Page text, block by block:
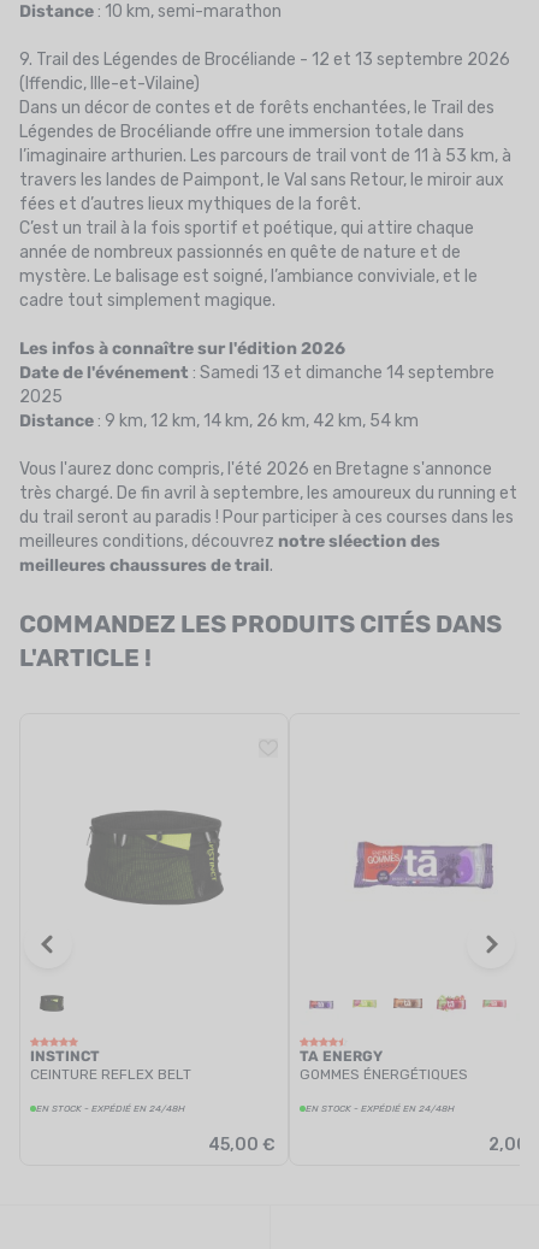
Distance : 10 km, semi-marathon
9. Trail des Légendes de Brocéliande - 12 et 13 septembre 2026
(Iffendic, Ille-et-Vilaine)
Dans un décor de contes et de forêts enchantées, le Trail des
Légendes de Brocéliande offre une immersion totale dans
l’imaginaire arthurien. Les parcours de trail vont de 11 à 53 km, à
travers les landes de Paimpont, le Val sans Retour, le miroir aux
fées et d’autres lieux mythiques de la forêt.
C’est un trail à la fois sportif et poétique, qui attire chaque
année de nombreux passionnés en quête de nature et de
mystère. Le balisage est soigné, l’ambiance conviviale, et le
cadre tout simplement magique.
Les infos à connaître sur l'édition 2026
Date de l'événement : Samedi 13 et dimanche 14 septembre
2025
Distance : 9 km, 12 km, 14 km, 26 km, 42 km, 54 km
Vous l'aurez donc compris, l'été 2026 en Bretagne s'annonce
très chargé. De fin avril à septembre, les amoureux du running et
du trail seront au paradis ! Pour participer à ces courses dans les
meilleures conditions, découvrez notre sléection des
meilleures chaussures de trail.
COMMANDEZ LES PRODUITS CITÉS DANS
L'ARTICLE !
INSTINCT
CEINTURE REFLEX BELT
EN STOCK - EXPÉDIÉ EN 24/48H
45,00 €
TA ENERGY
GOMMES ÉNERGÉTIQUES
EN STOCK - EXPÉDIÉ EN 24/48H
2,00